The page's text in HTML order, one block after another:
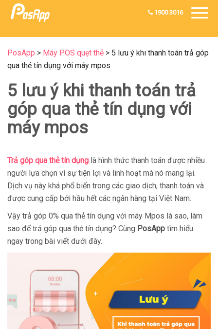
1900 3016
PosApp > Máy POS quẹt thẻ > 5 lưu ý khi thanh toán trả góp
qua thẻ tín dụng với máy mpos
5 lưu ý khi thanh toán trả
góp qua thẻ tín dụng với
máy mpos
Trả góp qua thẻ tín dụng là hình thức thanh toán được nhiều
người lựa chọn vì sự tiện lợi và linh hoạt mà nó mang lại.
Dịch vụ này khá phổ biến trong các giao dịch, thanh toán và
được cung cấp bởi hầu hết các ngân hàng tại Việt Nam.
Vậy trả góp 0% qua thẻ tín dụng với máy Mpos là sao, làm
sao để trả góp qua thẻ tín dụng? Cùng PosApp tìm hiểu
ngay trong bài viết dưới đây.